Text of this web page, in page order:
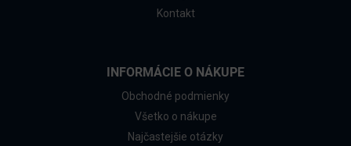
Kontakt
INFORMÁCIE O NÁKUPE
Obchodné podmienky
Všetko o nákupe
Najčastejšie otázky